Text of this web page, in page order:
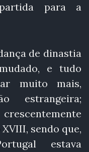
para a
de dinastia
e tudo
muito mais,
estrangeira;
sendo que,
estava